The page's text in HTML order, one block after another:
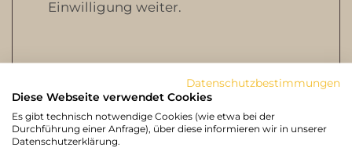
Einwilligung weiter.
EINBINDUNG VON DIENSTEN UND
INHALTEN DRITTER
Es kann vorkommen, dass innerhalb
Datenschutzbestimmungen
Diese Webseite verwendet Cookies
Es gibt technisch notwendige Cookies (wie etwa bei der
Durchführung einer Anfrage), über diese informieren wir in unserer
Datenschutzerklärung.